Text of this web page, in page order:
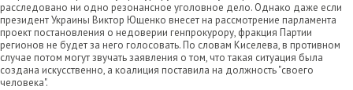
расследовано ни одно резонансное уголовное дело. Однако даже если
президент Украины Виктор Ющенко внесет на рассмотрение парламента
проект постановления о недоверии генпрокурору, фракция Партии
регионов не будет за него голосовать. По словам Киселева, в противном
случае потом могут звучать заявления о том, что такая ситуация была
создана искусственно, а коалиция поставила на должность "своего
человека".